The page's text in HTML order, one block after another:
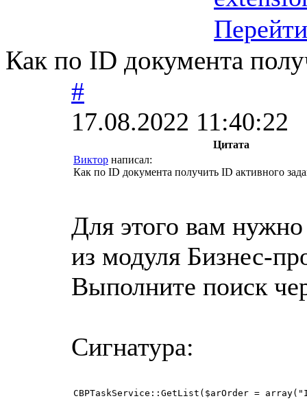
Перейти
Как по ID документа
#
17.08.2022 11:40:22
Цитата
Виктор написал:
Как по ID документа получить ID активного
Для этого вам нужно
из модуля Бизнес-
Выполните поиск
Сигнатура:
CBPTaskService::GetList($arOrder =